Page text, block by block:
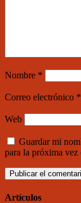
Nombre *
Correo electrónico *
Web
Guardar mi
para la próxima vez
Artículos